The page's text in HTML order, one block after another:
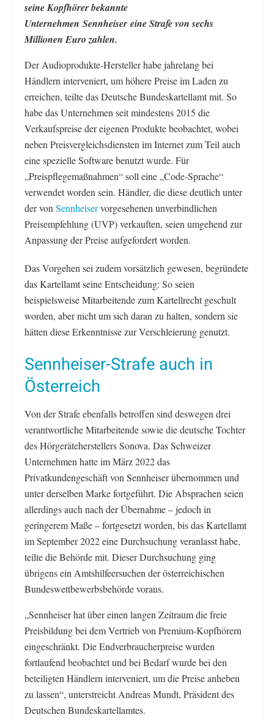
seine Kopfhörer bekannte
Unternehmen Sennheiser eine Strafe von sechs
Millionen Euro zahlen.
Der Audioprodukte-Hersteller habe jahrelang bei
Händlern interveniert, um höhere Preise im Laden zu
erreichen, teilte das Deutsche Bundeskartellamt mit. So
habe das Unternehmen seit mindestens 2015 die
Verkaufspreise der eigenen Produkte beobachtet, wobei
neben Preisvergleichsdiensten im Internet zum Teil auch
eine spezielle Software benutzt wurde. Für
„Preispflegemaßnahmen“ soll eine „Code-Sprache“
verwendet worden sein. Händler, die diese deutlich unter
der von Sennheiservorgesehenen unverbindlichen
Preisempfehlung (UVP) verkauften, seien umgehend zur
Anpassung der Preise aufgefordert worden.
Das Vorgehen sei zudem vorsätzlich gewesen, begründete
das Kartellamt seine Entscheidung: So seien
beispielsweise Mitarbeitende zum Kartellrecht geschult
worden, aber nicht um sich daran zu halten, sondern sie
hätten diese Erkenntnisse zur Verschleierung genutzt.
Sennheiser-Strafe auch in
Österreich
Von der Strafe ebenfalls betroffen sind deswegen drei
verantwortliche Mitarbeitende sowie die deutsche Tochter
des Hörgeräteherstellers Sonova. Das Schweizer
Unternehmen hatte im März 2022 das
Privatkundengeschäft von Sennheiser übernommen und
unter derselben Marke fortgeführt. Die Absprachen seien
allerdings auch nach der Übernahme – jedoch in
geringerem Maße – fortgesetzt worden, bis das Kartellamt
im September 2022 eine Durchsuchung veranlasst habe,
teilte die Behörde mit. Dieser Durchsuchung ging
übrigens ein Amtshilfeersuchen der österreichischen
Bundeswettbewerbsbehörde voraus.
„Sennheiser hat über einen langen Zeitraum die freie
Preisbildung bei dem Vertrieb von Premium-Kopfhörern
eingeschränkt. Die Endverbraucherpreise wurden
fortlaufend beobachtet und bei Bedarf wurde bei den
beteiligten Händlern interveniert, um die Preise anheben
zu lassen“, unterstreicht Andreas Mundt, Präsident des
Deutschen Bundeskartellamtes.